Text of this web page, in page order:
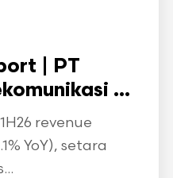
| PT
...
revenue
YoY), setara